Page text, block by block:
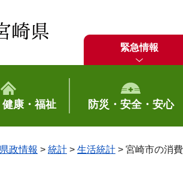
緊急情報
健康・福祉 防災・安全・安心
県政情報 > 統計 > 生活統計 > 宮崎市の消